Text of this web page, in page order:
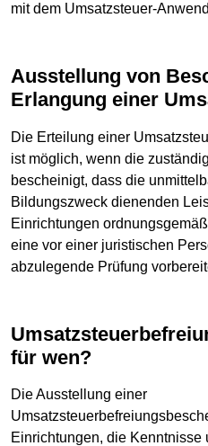
mit dem Umsatzsteuer-
Ausstellung von Bescheinigungen zur
Erlangung einer
Die Erteilung einer
ist möglich, wenn die
bescheinigt, dass die
Bildungszweck dienenden
Einrichtungen
eine vor einer juristischen
abzulegende Prüfung
Umsatzsteuerbefreiungsbescheinigung –
für wen?
Die Ausstellung einer
Einrichtungen, die Kenntnisse